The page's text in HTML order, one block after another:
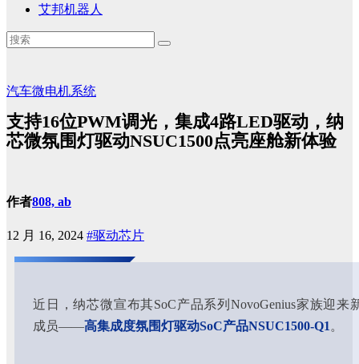
艾邦机器人
汽车微电机系统
支持16位PWM调光，集成4路LED驱动，纳
芯微氛围灯驱动NSUC1500点亮座舱新体验
作者808, ab
12 月 16, 2024 #驱动芯片
近日，纳芯微宣布其SoC产品系列NovoGenius家族迎来
成员——高集成度氛围灯驱动SoC产品NSUC1500-Q1 。